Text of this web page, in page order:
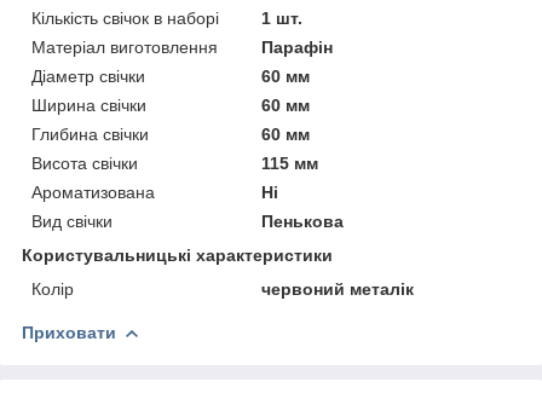
Кількість свічок в наборі
1 шт.
Матеріал виготовлення
Парафін
Діаметр свічки
60 мм
Ширина свічки
60 мм
Глибина свічки
60 мм
Висота свічки
115 мм
Ароматизована
Ні
Вид свічки
Пенькова
Користувальницькі характеристики
Колір
червоний металік
Приховати